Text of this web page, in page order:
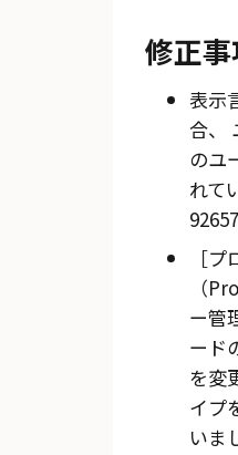
修正
表示
合、
のユ
れて
プ
（
ー管
ード
を変
イプ
いま